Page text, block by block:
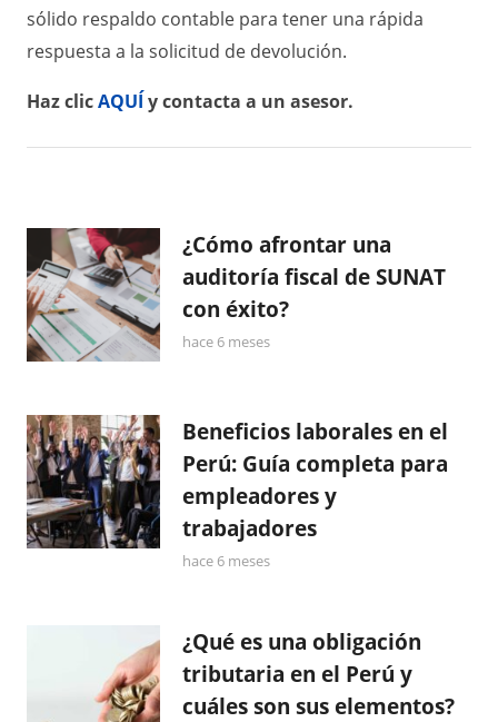
sólido respaldo contable para tener una rápida
respuesta a la solicitud de devolución.
Haz clicAQUÍ y contacta a un asesor.
¿Cómo afrontar una
auditoría fiscal de SUNAT
con éxito?
hace 6 meses
Beneficios laborales en el
Perú: Guía completa para
empleadores y
trabajadores
hace 6 meses
¿Qué es una obligación
tributaria en el Perú y
cuáles son sus elementos?